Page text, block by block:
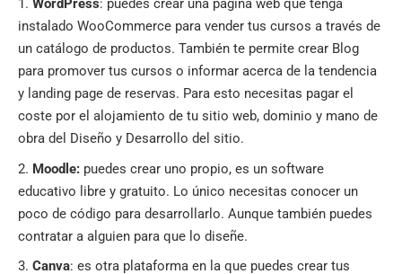
WordPress: puedes crear una página web que tenga
instalado WooCommerce para vender tus cursos a través de
un catálogo de productos. También te permite crear Blog
para promover tus cursos o informar acerca de la tendencia
y landing page de reservas. Para esto necesitas pagar el
coste por el alojamiento de tu sitio web, dominio y mano de
obra del Diseño y Desarrollo del sitio.
Moodle: puedes crear uno propio, es un software
educativo libre y gratuito. Lo único necesitas conocer un
poco de código para desarrollarlo. Aunque también puedes
contratar a alguien para que lo diseñe.
Canva: es otra plataforma en la que puedes crear tus